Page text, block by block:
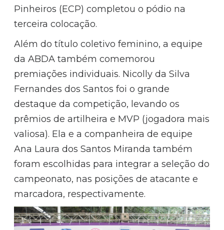
Pinheiros (ECP) completou o pódio na
terceira colocação.
Além do título coletivo feminino, a equipe
da ABDA também comemorou
premiações individuais. Nicolly da Silva
Fernandes dos Santos foi o grande
destaque da competição, levando os
prêmios de artilheira e MVP (jogadora mais
valiosa). Ela e a companheira de equipe
Ana Laura dos Santos Miranda também
foram escolhidas para integrar a seleção do
campeonato, nas posições de atacante e
marcadora, respectivamente.